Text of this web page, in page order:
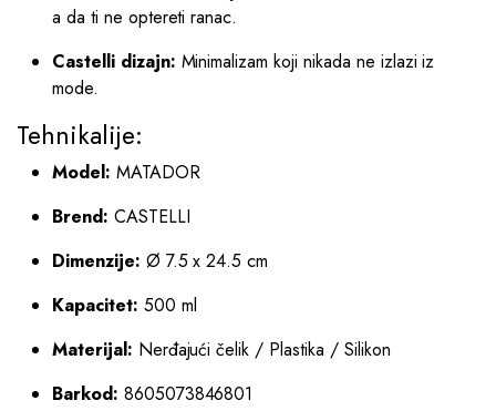
a da ti ne optereti ranac.
Castelli dizajn: Minimalizam koji nikada ne izlazi iz
mode.
Tehnikalije:
Model: MATADOR
Brend: CASTELLI
Dimenzije: Ø 7.5 x 24.5 cm
Kapacitet: 500 ml
Materijal: Nerđajući čelik / Plastika / Silikon
Barkod: 8605073846801